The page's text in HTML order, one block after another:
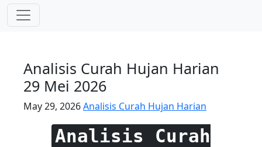
Analisis Curah Hujan Harian
29 Mei 2026
May 29, 2026Analisis Curah Hujan Harian
Analisis Curah